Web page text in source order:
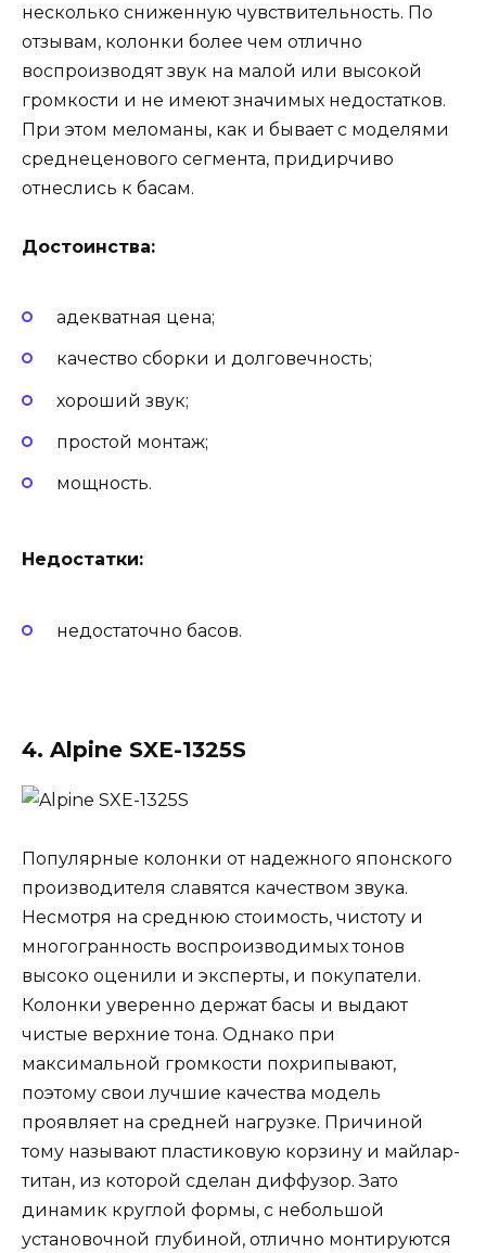
несколько сниженную чувствительность. По
отзывам, колонки более чем отлично
воспроизводят звук на малой или высокой
громкости и не имеют значимых недостатков.
При этом меломаны, как и бывает с моделями
среднеценового сегмента, придирчиво
отнеслись к басам.
Достоинства:
адекватная цена;
качество сборки и долговечность;
хороший звук;
простой монтаж;
мощность.
Недостатки:
недостаточно басов.
4. Alpine SXE-1325S
Популярные колонки от надежного японского
производителя славятся качеством звука.
Несмотря на среднюю стоимость, чистоту и
многогранность воспроизводимых тонов
высоко оценили и эксперты, и покупатели.
Колонки уверенно держат басы и выдают
чистые верхние тона. Однако при
максимальной громкости похрипывают,
поэтому свои лучшие качества модель
проявляет на средней нагрузке. Причиной
тому называют пластиковую корзину и майлар-
титан, из которой сделан диффузор. Зато
динамик круглой формы, с небольшой
установочной глубиной, отлично монтируются